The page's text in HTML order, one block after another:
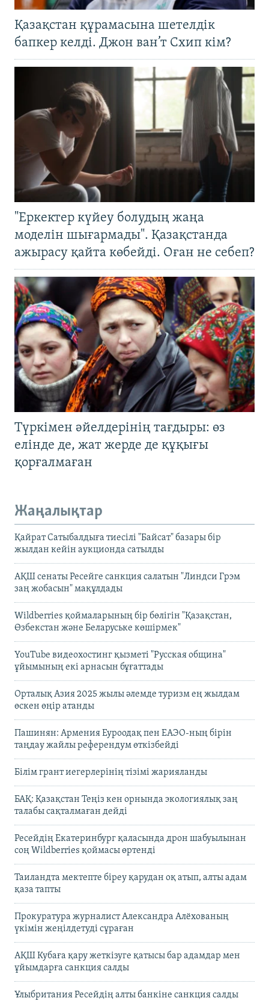
Қазақстан құрамасына шетелдік
бапкер келді. Джон ван’т Схип кім?
"Еркектер күйеу болудың жаңа
моделін шығармады". Қазақстанда
ажырасу қайта көбейді. Оған не себеп?
Түркімен әйелдерінің тағдыры: өз
елінде де, жат жерде де құқығы
қорғалмаған
Жаңалықтар
Қайрат Сатыбалдыға тиесілі "Байсат" базары бір
жылдан кейін аукционда сатылды
АҚШ сенаты Ресейге санкция салатын "Линдси Грэм
заң жобасын" мақұлдады
Wildberries қоймаларының бір бөлігін "Қазақстан,
Өзбекстан және Беларуське көшірмек"
YouTube видеохостинг қызметі "Русская община"
ұйымының екі арнасын бұғаттады
Орталық Азия 2025 жылы әлемде туризм ең жылдам
өскен өңір атанды
Пашинян: Армения Еуроодақ пен ЕАЭО-ның бірін
таңдау жайлы референдум өткізбейді
Білім грант иегерлерінің тізімі жарияланды
БАҚ: Қазақстан Теңіз кен орнында экологиялық заң
талабы сақталмаған дейді
Ресейдің Екатеринбург қаласында дрон шабуылынан
соң Wildberries қоймасы өртенді
Таиландта мектепте біреу қарудан оқ атып, алты адам
қаза тапты
Прокуратура журналист Александра Алёхованың
үкімін жеңілдетуді сұраған
АҚШ Кубаға қару жеткізуге қатысы бар адамдар мен
ұйымдарға санкция салды
Ұлыбритания Ресейдің алты банкіне санкция салды